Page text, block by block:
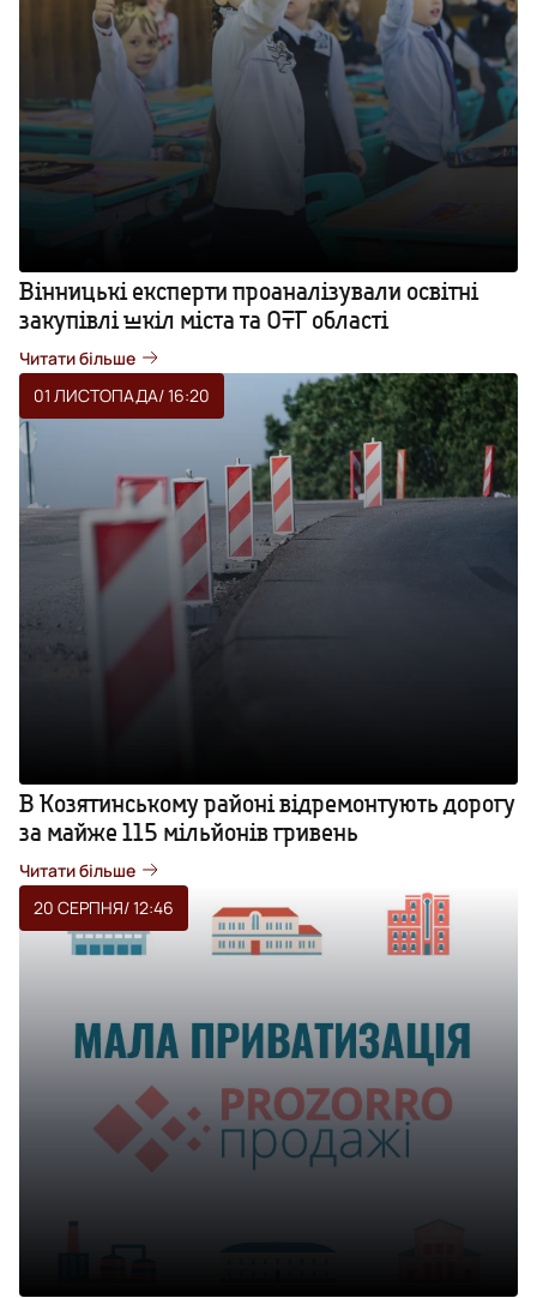
Вінницькі експерти проаналізували освітні
закупівлі шкіл міста та ОТГ області
Читати більше
01 ЛИСТОПАДА/ 16:20
В Козятинському районі відремонтують дорогу
за майже 115 мільйонів гривень
Читати більше
20 СЕРПНЯ/ 12:46